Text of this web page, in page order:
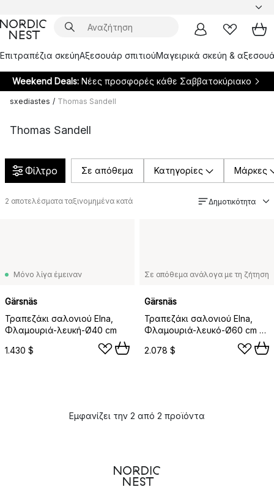
Επιτραπέζια σκεύηΑξεσουάρ σπιτιούΜαγειρικά σκεύη &
Weekend Deals: Νέες προσφορές κάθε Σαββατοκύριακο
sxediastes / Thomas Sandell
Thomas Sandell
Φίλτρο Σε απόθεμα Κατηγορίες Μάρκες
2 αποτελέσματα ταξινομημένα κατά Δημοτικότητα
Μόνο λίγα έμειναν
Gärsnäs
Τραπεζάκι σαλονιού Elna,
Φλαμουριά-λευκή-Ø40 cm
1.430 $
Σε απόθεμα ανάλογα με τη ζήτηση
Gärsnäs
Τραπεζάκι σαλονιού Elna,
Φλαμουριά-λευκό-Ø60 cm με
2.078 $
Εμφανίζει την 2 από 2 προϊόντα